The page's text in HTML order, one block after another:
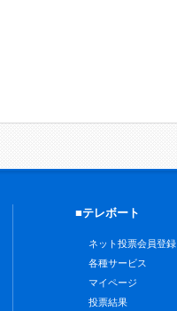
■テレボート
ネット投票会員登録
各種サービス
マイページ
投票結果